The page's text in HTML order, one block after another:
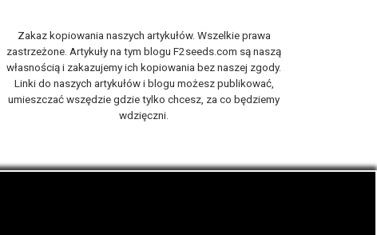
Zakaz kopiowania naszych artykułów. Wszelkie prawa
zastrzeżone. Artykuły na tym blogu F2seeds.com są naszą
własnością i zakazujemy ich kopiowania bez naszej zgody.
Linki do naszych artykułów i blogu możesz publikować,
umieszczać wszędzie gdzie tylko chcesz, za co będziemy
wdzięczni.
zwanych roślinami cannabis THC oraz CBD.